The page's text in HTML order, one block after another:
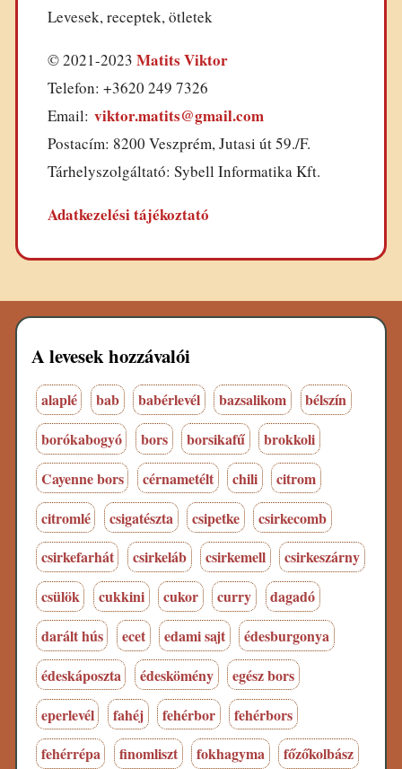
Levesek, receptek, ötletek
© 2021-2023 Matits Viktor
Telefon: +3620 249 7326
Email: viktor.matits@gmail.com
Postacím: 8200 Veszprém, Jutasi út 59./F.
Tárhelyszolgáltató: Sybell Informatika Kft.
Adatkezelési tájékoztató
A levesek hozzávalói
alaplé bab babérlevél bazsalikom
bélszín
borókabogyó
bors borsikafű
brokkoli
Cayenne bors
cérnametélt chili
citrom
citromlé
csigatészta csipetke
csirkecomb
csirkefarhát
csirkeláb csirkemell
csirkeszárny
csülök
cukkini cukor curry
dagadó
darált hús
ecet edami sajt
édesburgonya
édeskáposzta
édeskömény
egész bors
eperlevél
fahéj fehérbor
fehérbors
fehérrépa
finomliszt fokhagyma
főzőkolbász